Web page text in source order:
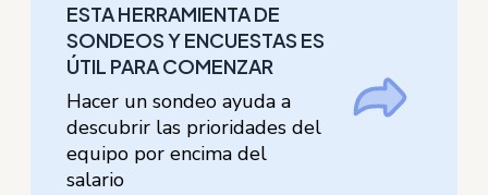
ESTA HERRAMIENTA DE
SONDEOS Y ENCUESTAS ES
ÚTIL PARA COMENZAR
Hacer un sondeo ayuda a
descubrir las prioridades del
equipo por encima del
salario